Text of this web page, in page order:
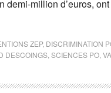
demi-million d’euros,
ZEP, DISCRIMINATION
DESCOINGS SCIENCES PO